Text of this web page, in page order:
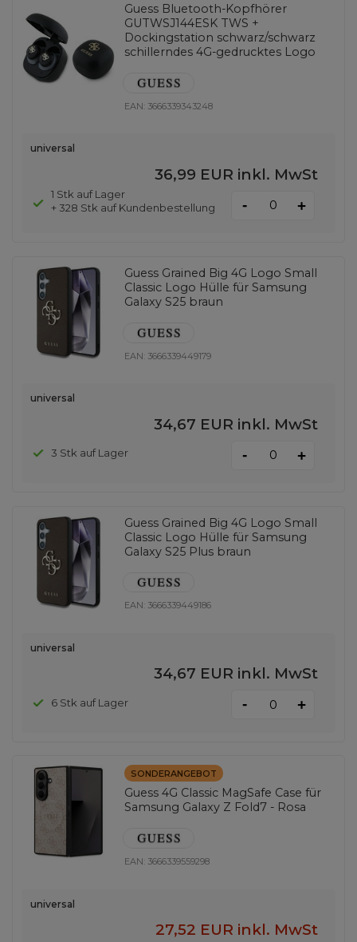
Guess Bluetooth-Kopfhörer
GUTWSJ144ESK TWS +
Dockingstation schwarz/schwarz
schillerndes 4G-gedrucktes Logo
EAN: 3666339343248
universal
36,99 EUR inkl. MwSt
1 Stk auf Lager
+ 328 Stk auf Kundenbestellung
- +
Guess Grained Big 4G Logo Small
Classic Logo Hülle für Samsung
Galaxy S25 braun
EAN: 3666339449179
universal
34,67 EUR inkl. MwSt
3 Stk auf Lager - +
Guess Grained Big 4G Logo Small
Classic Logo Hülle für Samsung
Galaxy S25 Plus braun
EAN: 3666339449186
universal
34,67 EUR inkl. MwSt
6 Stk auf Lager - +
SONDERANGEBOT
Guess 4G Classic MagSafe Case für
Samsung Galaxy Z Fold7 - Rosa
EAN: 3666339559298
universal
27,52 EUR inkl. MwSt